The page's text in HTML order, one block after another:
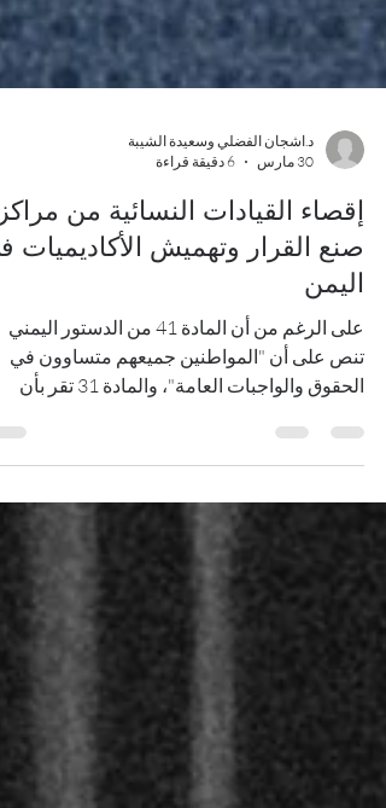
6 دقيقة قراءة
إقصاء القيادات النسائية من
صنع القرار وتهميش الأكاديميات
اليمن
على الرغم من أن المادة 41 من الدستور اليمني
تنص على أن "المواطنين جميعهم متساوون في
الحقوق والواجبات العامة"، والمادة 31 تقر بأن
مراكز صنع القرار ويهمّش دورهن الأكاديمي
والقيادي. الدستور في ظاهره يؤكد على مبدأ
المساواة، إلا أنه يفتقر إلى نص صريح يُجرّم
القائم على أساس النوع الاجتماعي، ما يُبقي
مفتوحاً أمام ممارسات إقصائية تُفرغ هذه
من مضمونها. في المقابل، تميّ